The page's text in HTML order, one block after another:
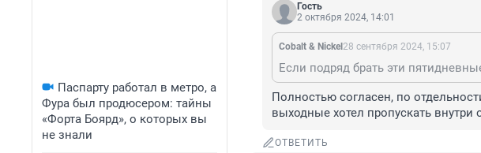
Паспарту работал в метро, а
Фура был продюсером: тайны
«Форта Боярд», о которых вы
не знали
Гость
2 октября 2024, 14:01
Cobalt & Nickel 28 сентября 2024, 15:07
Полностью согласен, по
выходные хотел пропускать внутри
ОТВЕТИТЬ